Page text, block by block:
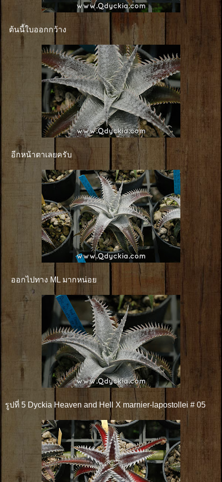
ต้นนี้ใบออกกว้าง
อีกหน้าตาเลยครับ
ออกไปทาง ML มากหน่อย
รูปที่ 5 Dyckia Heaven and Hell X marnier-lapostollei # 05